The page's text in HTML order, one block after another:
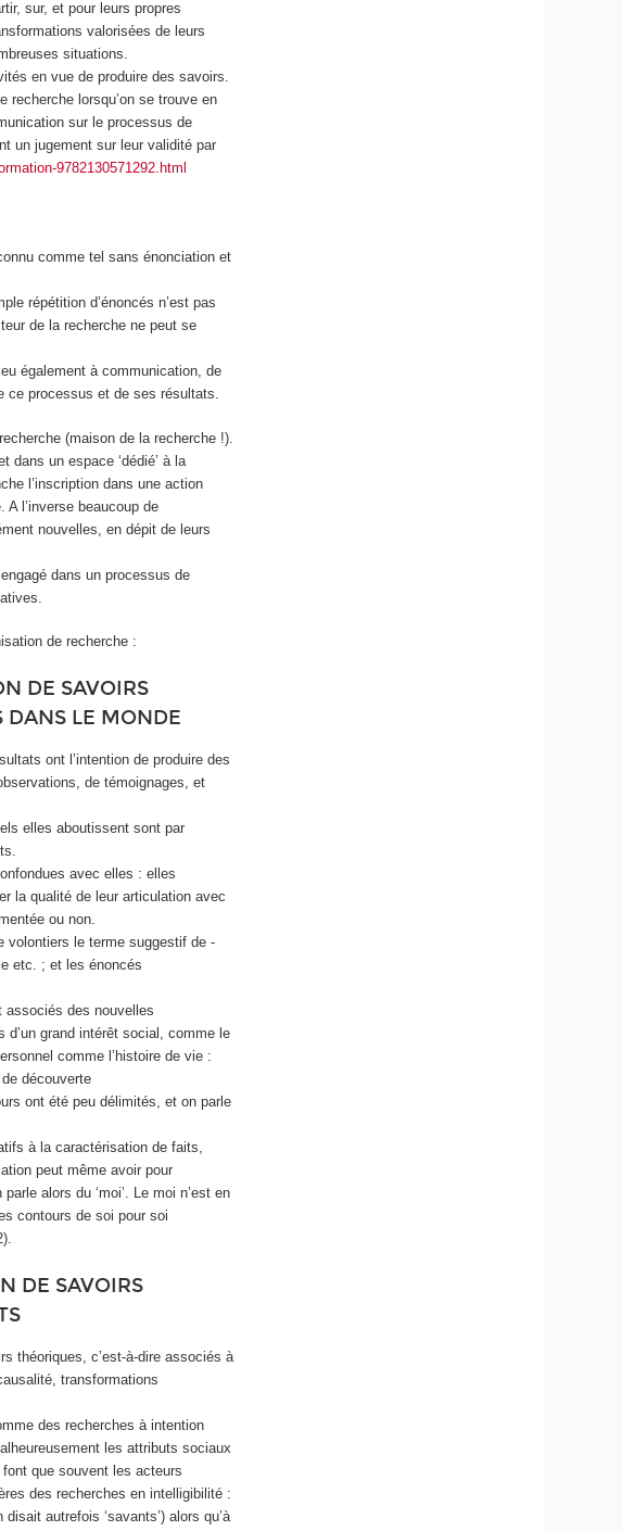
sur, et pour leurs propres
valorisées de leurs
situations.
en vue de produire des savoirs.
lorsqu’on se trouve en
sur le processus de
un jugement sur leur validité par
9782130571292.html
comme tel sans énonciation et
répétition d’énoncés n’est pas
de la recherche ne peut se
également à communication, de
ce processus et de ses résultats.
(maison de la recherche !).
dans un espace ‘dédié’ à la
l’inscription dans une action
l’inverse beaucoup de
nouvelles, en dépit de leurs
dans un processus de
de recherche :
DE SAVOIRS
DANS LE MONDE
ont l’intention de produire des
de témoignages, et
elles aboutissent sont par
avec elles : elles
la qualité de leur articulation avec
ou non.
volontiers le terme suggestif de -
etc. ; et les énoncés
associés des nouvelles
d’un grand intérêt social, comme le
comme l’histoire de vie :
découverte
ont été peu délimités, et on parle
à la caractérisation de faits,
peut même avoir pour
alors du ‘moi’. Le moi n’est en
contours de soi pour soi
DE SAVOIRS
théoriques, c’est-à-dire associés à
transformations
des recherches à intention
les attributs sociaux
font que souvent les acteurs
des recherches en intelligibilité :
autrefois ‘savants’) alors qu’à